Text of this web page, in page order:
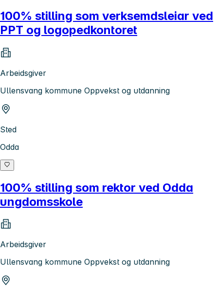
100% stilling som verksemdsleiar ved
PPT og logopedkontoret
Arbeidsgiver
Ullensvang kommune Oppvekst og utdanning
Sted
Odda
100% stilling som rektor ved Odda
ungdomsskole
Arbeidsgiver
Ullensvang kommune Oppvekst og utdanning